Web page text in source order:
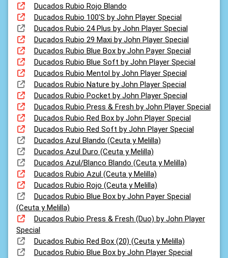
Ducados Rubio Rojo Blando
Ducados Rubio 100'S by John Player Special
Ducados Rubio 24 Plus by John Player Special
Ducados Rubio 29 Maxi by John Player Special
Ducados Rubio Blue Box by John Payer Special
Ducados Rubio Blue Soft by John Player Special
Ducados Rubio Mentol by John Player Special
Ducados Rubio Nature by John Player Special
Ducados Rubio Pocket by John Player Special
Ducados Rubio Press & Fresh by John Player Special
Ducados Rubio Red Box by John Player Special
Ducados Rubio Red Soft by John Player Special
Ducados Azul Blando (Ceuta y Melilla)
Ducados Azul Duro (Ceuta y Melilla)
Ducados Azul/Blanco Blando (Ceuta y Melilla)
Ducados Rubio Azul (Ceuta y Melilla)
Ducados Rubio Rojo (Ceuta y Melilla)
Ducados Rubio Blue Box by John Payer Special
(Ceuta y Melilla)
Ducados Rubio Press & Fresh (Duo) by John Player
Special
Ducados Rubio Red Box (20) (Ceuta y Melilla)
Ducados Rubio Blue Box by John Player Special